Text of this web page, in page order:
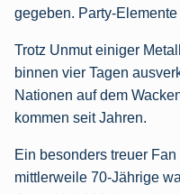
gegeben. Party-Elemente
Trotz Unmut einiger
binnen vier Tagen
Nationen auf dem
kommen seit Jahren.
Ein besonders treuer
mittlerweile 70-Jährige